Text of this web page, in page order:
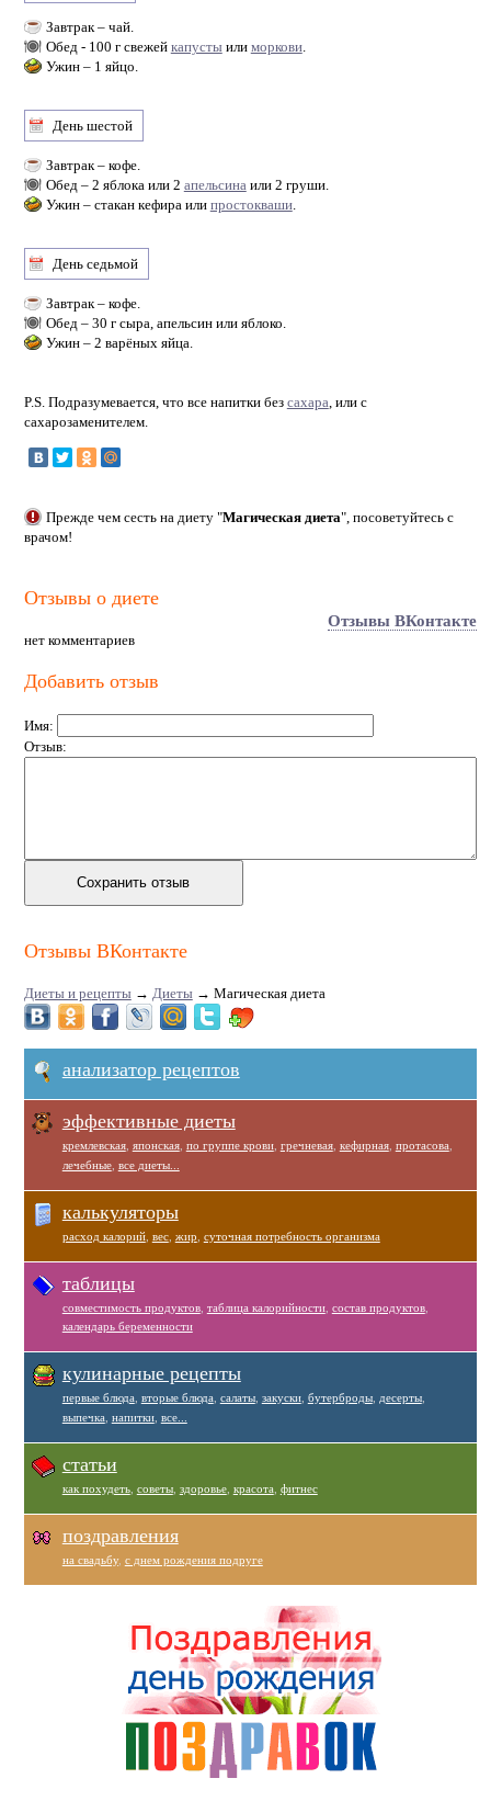
Завтрак – чай.
Обед - 100 г свежей капустыили моркови.
Ужин – 1 яйцо.
День шестой
Завтрак – кофе.
Обед – 2 яблока или 2 апельсина или 2 груши.
Ужин – стакан кефира или простокваши.
День седьмой
Завтрак – кофе.
Обед – 30 г сыра, апельсин или яблоко.
Ужин – 2 варёных яйца.
P.S. Подразумевается, что все напитки без сахара , или с
сахарозаменителем.
Прежде чем сесть на диету "Магическая диета", посоветуйтесь с
врачом!
Отзывы о диете
Отзывы ВКонтакте
нет комментариев
Добавить отзыв
Имя:
Отзыв:
Отзывы ВКонтакте
Диеты и рецепты→ Диеты→ Магическая диета
анализатор рецептов
эффективные диеты
кремлевская, японская, по группе крови, гречневая, кефирная, протасова
лечебные, все диеты...
калькуляторы
расход калорий, вес, жир суточная потребность организма
таблицы
совместимость продуктов, таблица калорийности, состав продуктов,
календарь беременности
кулинарные рецепты
первые блюда вторые блюда салаты, закуски, бутерброды, десерты,
выпечка напитки, все...
статьи
как похудеть, советы, здоровье, красота фитнес
поздравления
на свадьбу, с днем рождения подруге